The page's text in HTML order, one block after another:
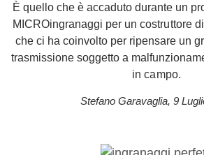
È quello che è accaduto durante un
MICROingranaggi per un costruttore
che ci ha coinvolto per ripensare un
trasmissione soggetto a
in campo.
Stefano Garavaglia, 9